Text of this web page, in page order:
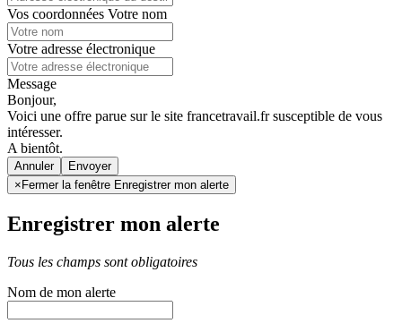
Vos coordonnées Votre nom
Votre adresse électronique
Message
Bonjour,
Voici une offre parue sur le site francetravail.fr susceptible de vous
intéresser.
A bientôt.
Annuler
× Fermer la fenêtre Enregistrer mon alerte
Enregistrer mon alerte
Tous les champs sont obligatoires
Nom de mon alerte